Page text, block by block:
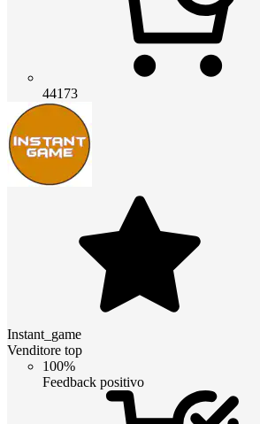
44173
Instant_game
Venditore top
100%
Feedback positivo